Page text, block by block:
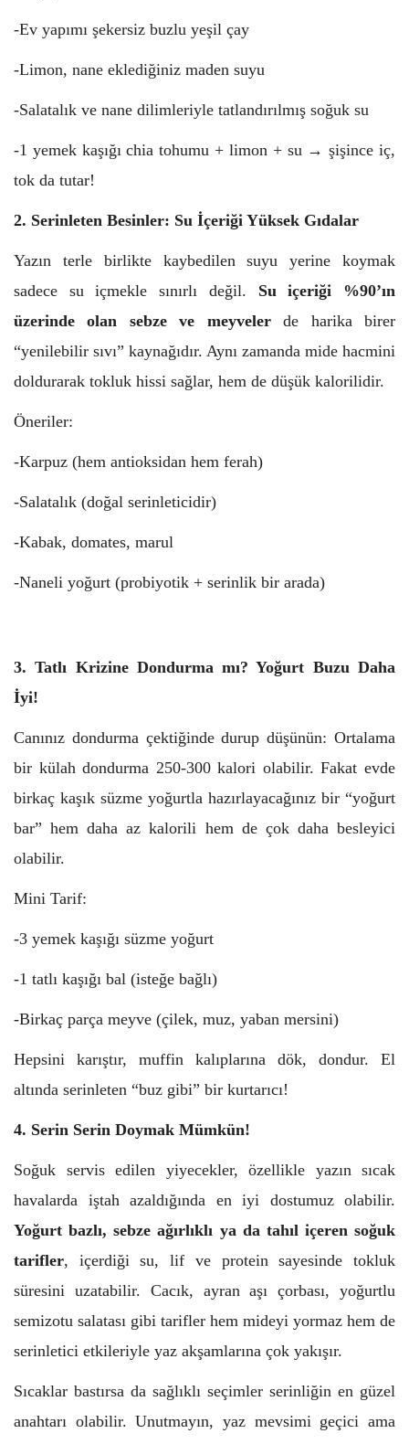
-Ev yapımı şekersiz buzlu yeşil çay
-Limon, nane eklediğiniz maden suyu
-Salatalık ve nane dilimleriyle tatlandırılmış soğuk su
-1 yemek kaşığı chia tohumu + limon + su → şişince iç,
tok da tutar!
2. Serinleten Besinler: Su İçeriği Yüksek Gıdalar
Yazın terle birlikte kaybedilen suyu yerine koymak
sadece su içmekle sınırlı değil. Su içeriği %90’ın
üzerinde olan sebze ve meyvelerde harika birer
“yenilebilir sıvı” kaynağıdır. Aynı zamanda mide hacmini
doldurarak tokluk hissi sağlar, hem de düşük kalorilidir.
Öneriler:
-Karpuz (hem antioksidan hem ferah)
-Salatalık (doğal serinleticidir)
-Kabak, domates, marul
-Naneli yoğurt (probiyotik + serinlik bir arada)
3. Tatlı Krizine Dondurma mı? Yoğurt Buzu Daha
İyi!
Canınız dondurma çektiğinde durup düşünün: Ortalama
bir külah dondurma 250-300 kalori olabilir. Fakat evde
birkaç kaşık süzme yoğurtla hazırlayacağınız bir “yoğurt
bar” hem daha az kalorili hem de çok daha besleyici
olabilir.
Mini Tarif:
-3 yemek kaşığı süzme yoğurt
-1 tatlı kaşığı bal (isteğe bağlı)
-Birkaç parça meyve (çilek, muz, yaban mersini)
Hepsini karıştır, muffin kalıplarına dök, dondur. El
altında serinleten “buz gibi” bir kurtarıcı!
4. Serin Serin Doymak Mümkün!
Soğuk servis edilen yiyecekler, özellikle yazın sıcak
havalarda iştah azaldığında en iyi dostumuz olabilir.
Yoğurt bazlı, sebze ağırlıklı ya da tahıl içeren soğuk
tarifler, içerdiği su, lif ve protein sayesinde tokluk
süresini uzatabilir. Cacık, ayran aşı çorbası, yoğurtlu
semizotu salatası gibi tarifler hem mideyi yormaz hem de
serinletici etkileriyle yaz akşamlarına çok yakışır.
Sıcaklar bastırsa da sağlıklı seçimler serinliğin en güzel
anahtarı olabilir. Unutmayın, yaz mevsimi geçici ama